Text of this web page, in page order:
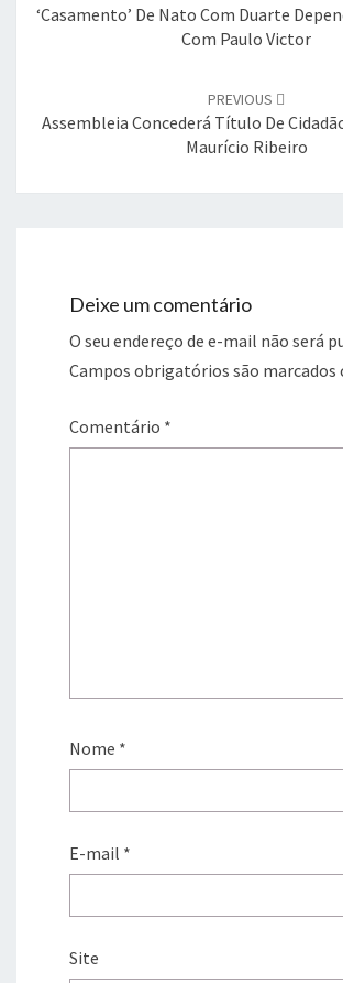
‘Casamento’ De Nato Com Duarte
Com Paulo Victor
PREVIOUS
Assembleia Concederá Título De
Maurício Ribeiro
Deixe um comentário
O seu endereço de e-mail não será
Campos obrigatórios são marcados
Comentário *
Nome *
E-mail *
Site